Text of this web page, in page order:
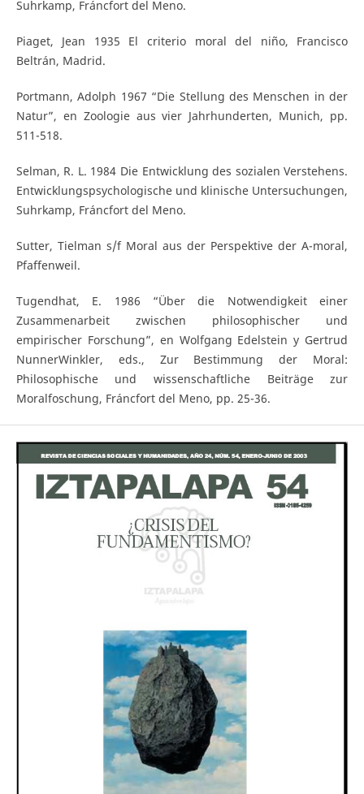
Suhrkamp, Fráncfort del Meno.
Piaget, Jean 1935 El criterio moral del niño, Francisco
Beltrán, Madrid.
Portmann, Adolph 1967 “Die Stellung des Menschen in der
Natur”, en Zoologie aus vier Jahrhunderten, Munich, pp.
511-518.
Selman, R. L. 1984 Die Entwicklung des sozialen Verstehens.
Entwicklungspsychologische und klinische Untersuchungen,
Suhrkamp, Fráncfort del Meno.
Sutter, Tielman s/f Moral aus der Perspektive der A-moral,
Pfaffenweil.
Tugendhat, E. 1986 “Über die Notwendigkeit einer
Zusammenarbeit zwischen philosophischer und
empirischer Forschung”, en Wolfgang Edelstein y Gertrud
NunnerWinkler, eds., Zur Bestimmung der Moral:
Philosophische und wissenschaftliche Beiträge zur
Moralfoschung, Fráncfort del Meno, pp. 25-36.